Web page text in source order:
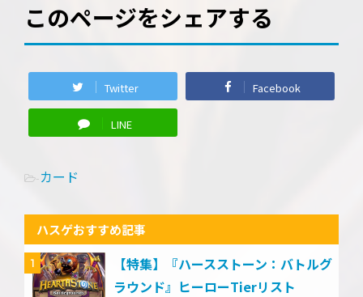
このページをシェアする
Twitter Facebook
LINE
-カード
ハスゲおすすめ記事
1
【特集】『ハースストーン：バトルグ
ラウンド』ヒーローTierリスト